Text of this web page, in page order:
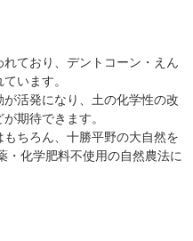
ており、デントコーン・えん
います。
活発になり、土の化学性の改
期待できます。
ちろん、十勝平野の大自然を
・化学肥料不使用の自然農法に